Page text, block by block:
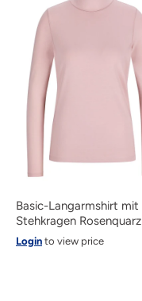
Basic-Langarmshirt mit
Stehkragen Rosenquarz
Login to view price